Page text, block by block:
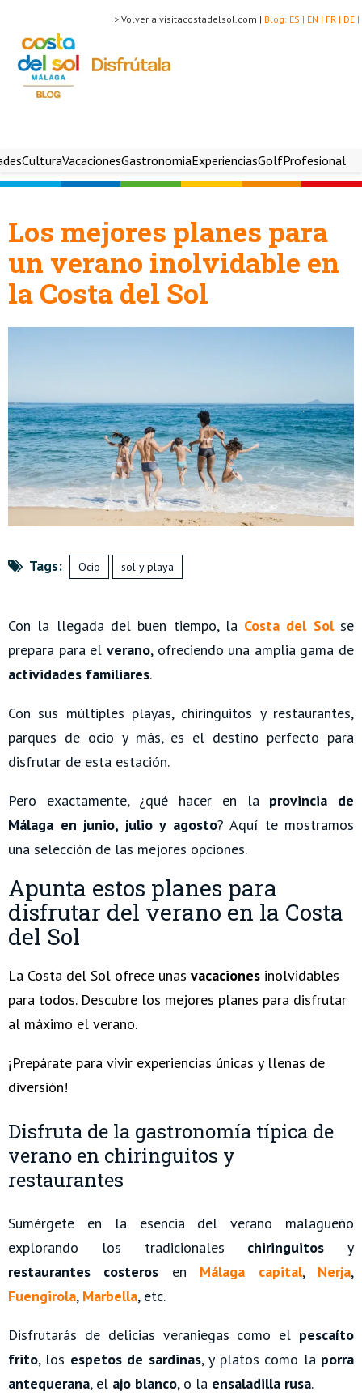
DE |
FR |
EN |
ES |
Blog:
> Volver a visitacostadelsol.com |
CulturaVacacionesGastronomiaExperienciasGolfProfesional
Los mejores planes para
un verano inolvidable en
la Costa del Sol
Tags: Ocio sol y playa
Con la llegada del buen tiempo, la Costa del Solse
prepara para el verano, ofreciendo una amplia gama de
actividades familiares.
Con sus múltiples playas, chiringuitos y restaurantes,
parques de ocio y más, es el destino perfecto para
disfrutar de esta estación.
Pero exactamente, ¿qué hacer en la provincia de
Málaga en junio, julio y agosto? Aquí te mostramos
una selección de las mejores opciones.
Apunta estos planes para
disfrutar del verano en la Costa
del Sol
La Costa del Sol ofrece unas vacaciones inolvidables
para todos. Descubre los mejores planes para disfrutar
al máximo el verano.
¡Prepárate para vivir experiencias únicas y llenas de
diversión!
Disfruta de la gastronomía típica de
verano en chiringuitos y
restaurantes
Sumérgete en la esencia del verano malagueño
explorando los tradicionales chiringuitos y
restaurantes costeros en Málaga capital, Nerja,
Fuengirola, Marbella, etc.
Disfrutarás de delicias veraniegas como el pescaíto
frito, los espetos de sardinas, y platos como la porra
antequerana, el ajo blanco, o la ensaladilla rusa.